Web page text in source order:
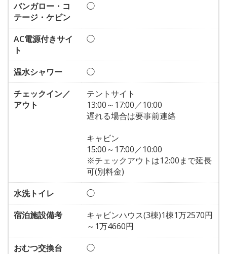
バンガロー・コ
テージ・ケビン
◯
AC電源付きサイ
ト
◯
温水シャワー
◯
チェックイン／
アウト
テントサイト
13:00～17:00／10:00
遅れる場合は要事前連絡
キャビン
15:00～17:00／10:00
※チェックアウトは12:00まで延長
可(別料金)
水洗トイレ
◯
宿泊施設備考
キャビンハウス(3棟)1棟1万2570円
～1万4660円
おむつ交換台
◯